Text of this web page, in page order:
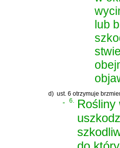
lub
d) ust. 6 otrzymuje
6.
Rośliny